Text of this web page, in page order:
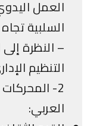
العمل اليدوي
السلبية تجاه
– النظرة إلى
التنظيم
2- المحركات
العربي: